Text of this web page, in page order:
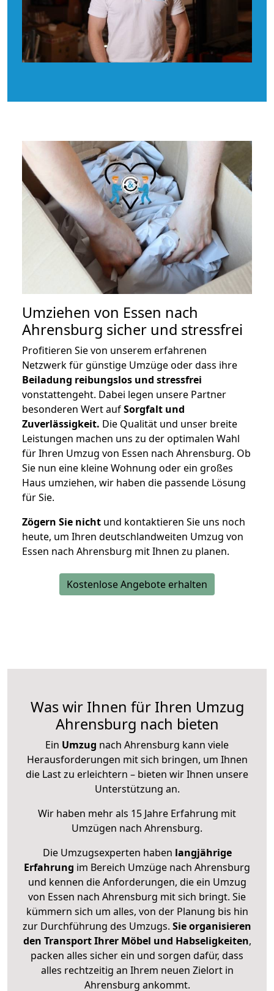
Umziehen von Essen nach
Ahrensburg sicher und stressfrei
Profitieren Sie von unserem erfahrenen
Netzwerk für günstige Umzüge oder dass ihre
Beiladung reibungslos und stressfrei
vonstattengeht. Dabei legen unsere Partner
besonderen Wert aufSorgfalt und
Zuverlässigkeit. Die Qualität und unser breite
Leistungen machen uns zu der optimalen Wahl
für Ihren Umzug von Essen nach Ahrensburg. Ob
Sie nun eine kleine Wohnung oder ein großes
Haus umziehen, wir haben die passende Lösung
für Sie.
Zögern Sie nicht und kontaktieren Sie uns noch
heute, um Ihren deutschlandweiten Umzug von
Essen nach Ahrensburg mit Ihnen zu planen.
Kostenlose Angebote erhalten
Was wir Ihnen für Ihren Umzug
Ahrensburg nach bieten
Ein Umzug nach Ahrensburg kann viele
Herausforderungen mit sich bringen, um Ihnen
die Last zu erleichtern – bieten wir Ihnen unsere
Unterstützung an.
Wir haben mehr als 15 Jahre Erfahrung mit
Umzügen nach Ahrensburg.
Die Umzugsexperten haben langjährige
Erfahrung im Bereich Umzüge nach Ahrensburg
und kennen die Anforderungen, die ein Umzug
von Essen nach Ahrensburg mit sich bringt. Sie
kümmern sich um alles, von der Planung bis hin
zur Durchführung des Umzugs. Sie organisieren
den Transport Ihrer Möbel und Habseligkeiten,
packen alles sicher ein und sorgen dafür, dass
alles rechtzeitig an Ihrem neuen Zielort in
Ahrensburg ankommt.